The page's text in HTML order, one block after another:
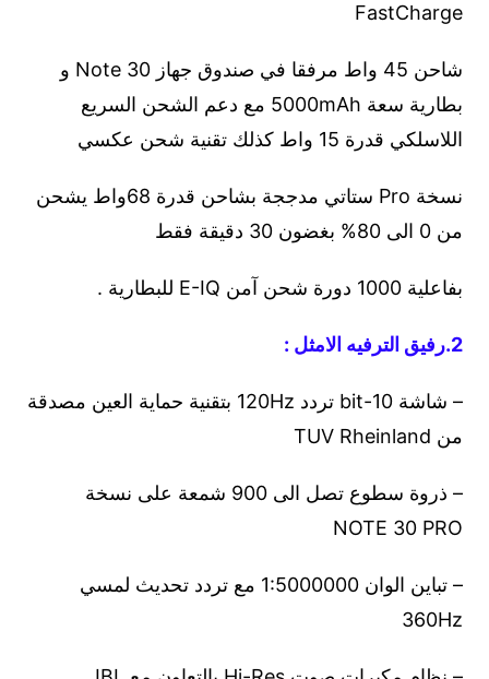
FastCharge
شاحن 45 واط مرفقا في صندوق جهاز Note 30 و
بطارية سعة 5000mAh مع دعم الشحن السريع
اللاسلكي قدرة 15 واط كذلك تقنية شحن عكسي
نسخة Pro ستاتي مدججة بشاحن قدرة 68واط يشحن
من 0 الى 80% بغضون 30 دقيقة فقط
بفاعلية 1000 دورة شحن آمن E-IQ للبطارية .
2.رفيق الترفيه الامثل :
– شاشة 10-bit تردد 120Hz بتقنية حماية العين مصدقة
من TUV Rheinland
– ذروة سطوع تصل الى 900 شمعة على نسخة
NOTE 30 PRO
– تباين الوان 1:5000000 مع تردد تحديث لمسي
360Hz